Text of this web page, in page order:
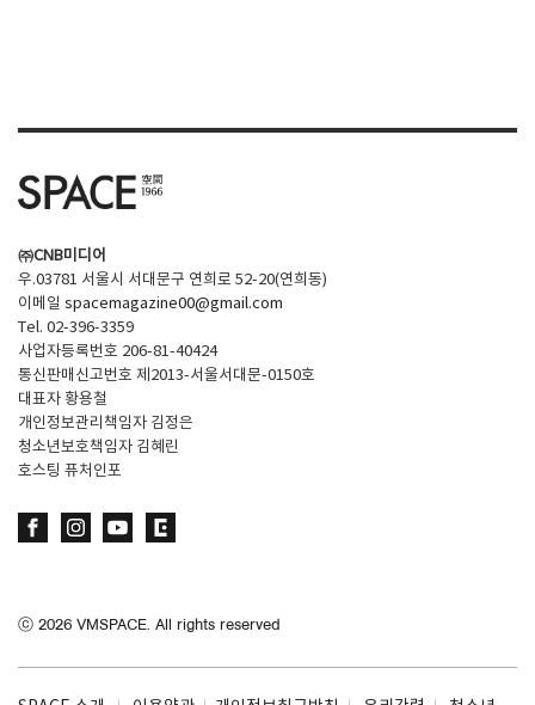
㈜CNB미디어
우.03781 서울시 서대문구 연희로 52-20(연희동)
이메일 spacemagazine00@gmail.com
Tel. 02-396-3359
사업자등록번호 206-81-40424
통신판매신고번호 제2013-서울서대문-0150호
대표자 황용철
개인정보관리책임자 김정은
청소년보호책임자 김혜린
호스팅 퓨처인포
ⓒ 2026 VMSPACE. All rights reserved